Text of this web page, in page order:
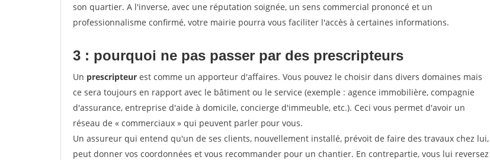
son quartier. A l'inverse, avec une réputation soignée, un sens commercial prononcé et un
professionnalisme confirmé, votre mairie pourra vous faciliter l'accès à certaines informations.
3 : pourquoi ne pas passer par des prescripteurs
Un prescripteur est comme un apporteur d'affaires. Vous pouvez le choisir dans divers domaines mais
ce sera toujours en rapport avec le bâtiment ou le service (exemple : agence immobilière, compagnie
d'assurance, entreprise d'aide à domicile, concierge d'immeuble, etc.). Ceci vous permet d'avoir un
réseau de « commerciaux » qui peuvent parler pour vous.
Un assureur qui entend qu'un de ses clients, nouvellement installé, prévoit de faire des travaux chez lui,
peut donner vos coordonnées et vous recommander pour un chantier. En contrepartie, vous lui reversez